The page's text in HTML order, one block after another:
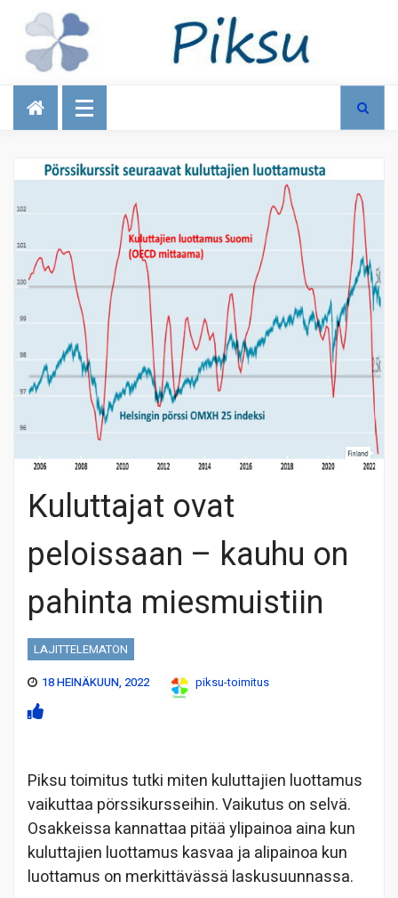
Talous
Kuluttajat ovat
peloissaan – kauhu on
pahinta miesmuistiin
LAJITTELEMATON
18 HEINÄKUUN, 2022
piksu-toimitus
Piksu toimitus tutki miten kuluttajien luottamus
vaikuttaa pörssikursseihin. Vaikutus on selvä.
Osakkeissa kannattaa pitää ylipainoa aina kun
kuluttajien luottamus kasvaa ja alipainoa kun
luottamus on merkittävässä laskusuunnassa.